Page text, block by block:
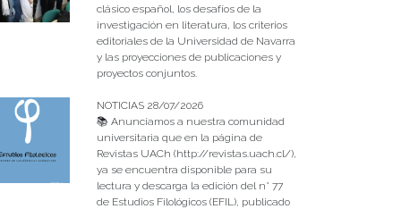
clásico español, los desafíos de la
investigación en literatura, los criterios
editoriales de la Universidad de Navarra
y las proyecciones de publicaciones y
proyectos conjuntos.
NOTICIAS 28/07/2026
📚 Anunciamos a nuestra comunidad
universitaria que en la página de
Revistas UACh (http://revistas.uach.cl/),
ya se encuentra disponible para su
lectura y descarga la edición del n° 77
de Estudios Filológicos (EFIL), publicado